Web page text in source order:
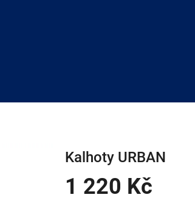
Kalhoty URBAN
1 220 Kč